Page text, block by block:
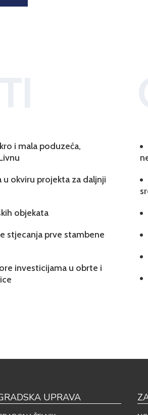
i mala poduzeća,
okviru projekta za daljnji
objekata
stjecanja prve stambene
investicijama u obrte i
UPRAVA